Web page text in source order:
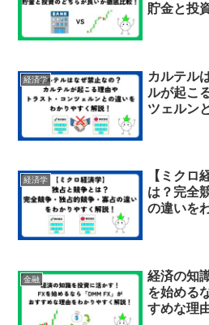
貯金と投
経済学
カルテル
ルが起こ
ツェルン
経済学
【ミクロ
は？完全
の違いを
金融
経済の知
を始める
すめな理